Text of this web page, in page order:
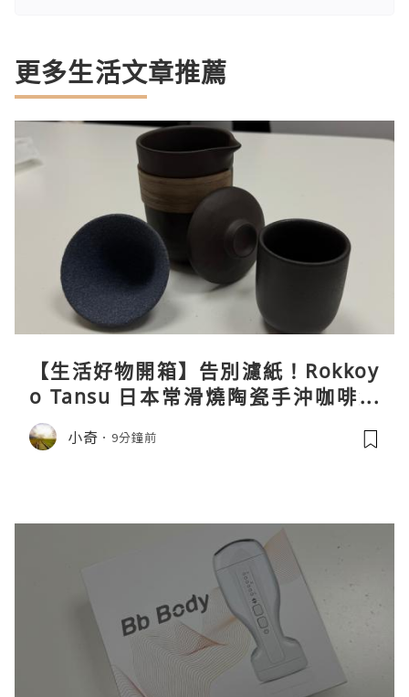
更多生活文章推薦
【生活好物開箱】告別濾紙！Rokkoy
o Tansu 日本常滑燒陶瓷手沖咖啡組
親身試用＆真實評價
小奇 9分鐘前